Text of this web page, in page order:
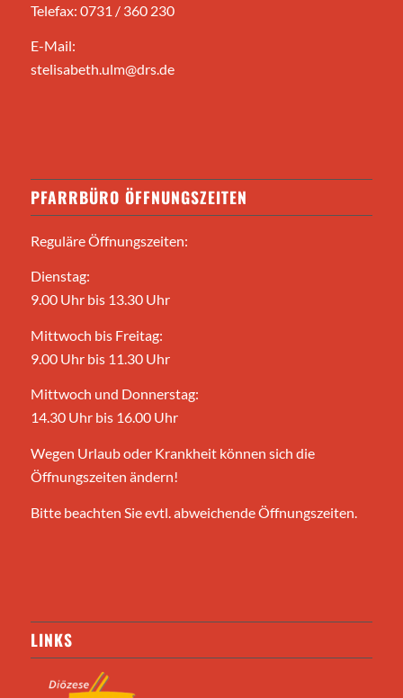
Telefax: 0731 / 360 230
E-Mail:
stelisabeth.ulm@drs.de
PFARRBÜRO ÖFFNUNGSZEITEN
Reguläre Öffnungszeiten:
Dienstag:
9.00 Uhr bis 13.30 Uhr
Mittwoch bis Freitag:
9.00 Uhr bis 11.30 Uhr
Mittwoch und Donnerstag:
14.30 Uhr bis 16.00 Uhr
Wegen Urlaub oder Krankheit können sich die
Öffnungszeiten ändern!
Bitte beachten Sie evtl. abweichende Öffnungszeiten.
LINKS